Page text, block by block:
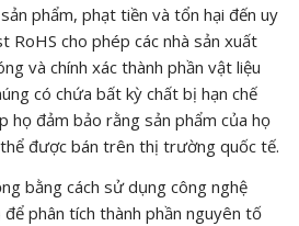
phẩm, phạt tiền và tổn hại đến uy
RoHS cho phép các nhà sản xuất
và chính xác thành phần vật liệu
có chứa bất kỳ chất bị hạn chế
họ đảm bảo rằng sản phẩm của họ
được bán trên thị trường quốc tế.
bằng cách sử dụng công nghệ
để phân tích thành phần nguyên tố